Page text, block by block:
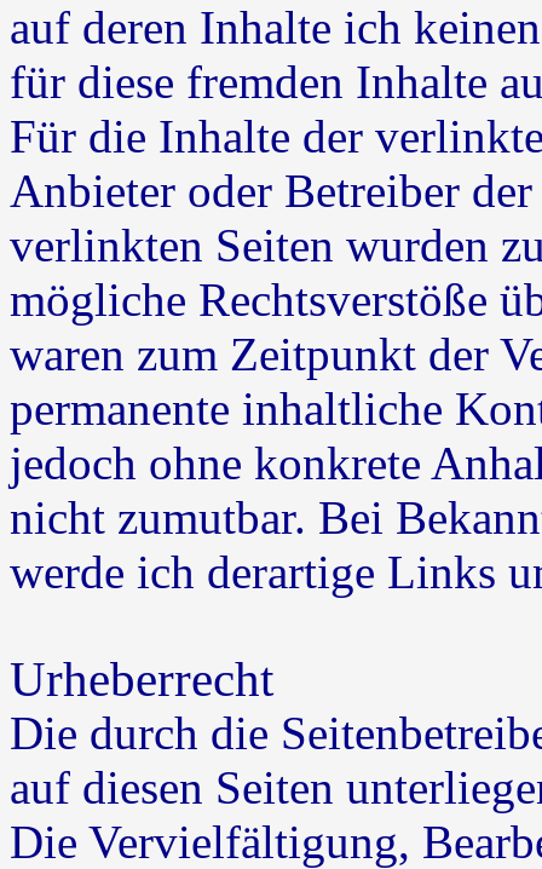
auf deren Inhalte ich
für diese fremden Inhalte
Für die Inhalte der
Anbieter oder Betreiber
verlinkten Seiten wurden
mögliche Rechtsverstöße
waren zum Zeitpunkt der
permanente inhaltliche
jedoch ohne konkrete
nicht zumutbar. Bei
werde ich derartige Links
Urheberrecht
Die durch die
auf diesen Seiten
Die Vervielfältigung,